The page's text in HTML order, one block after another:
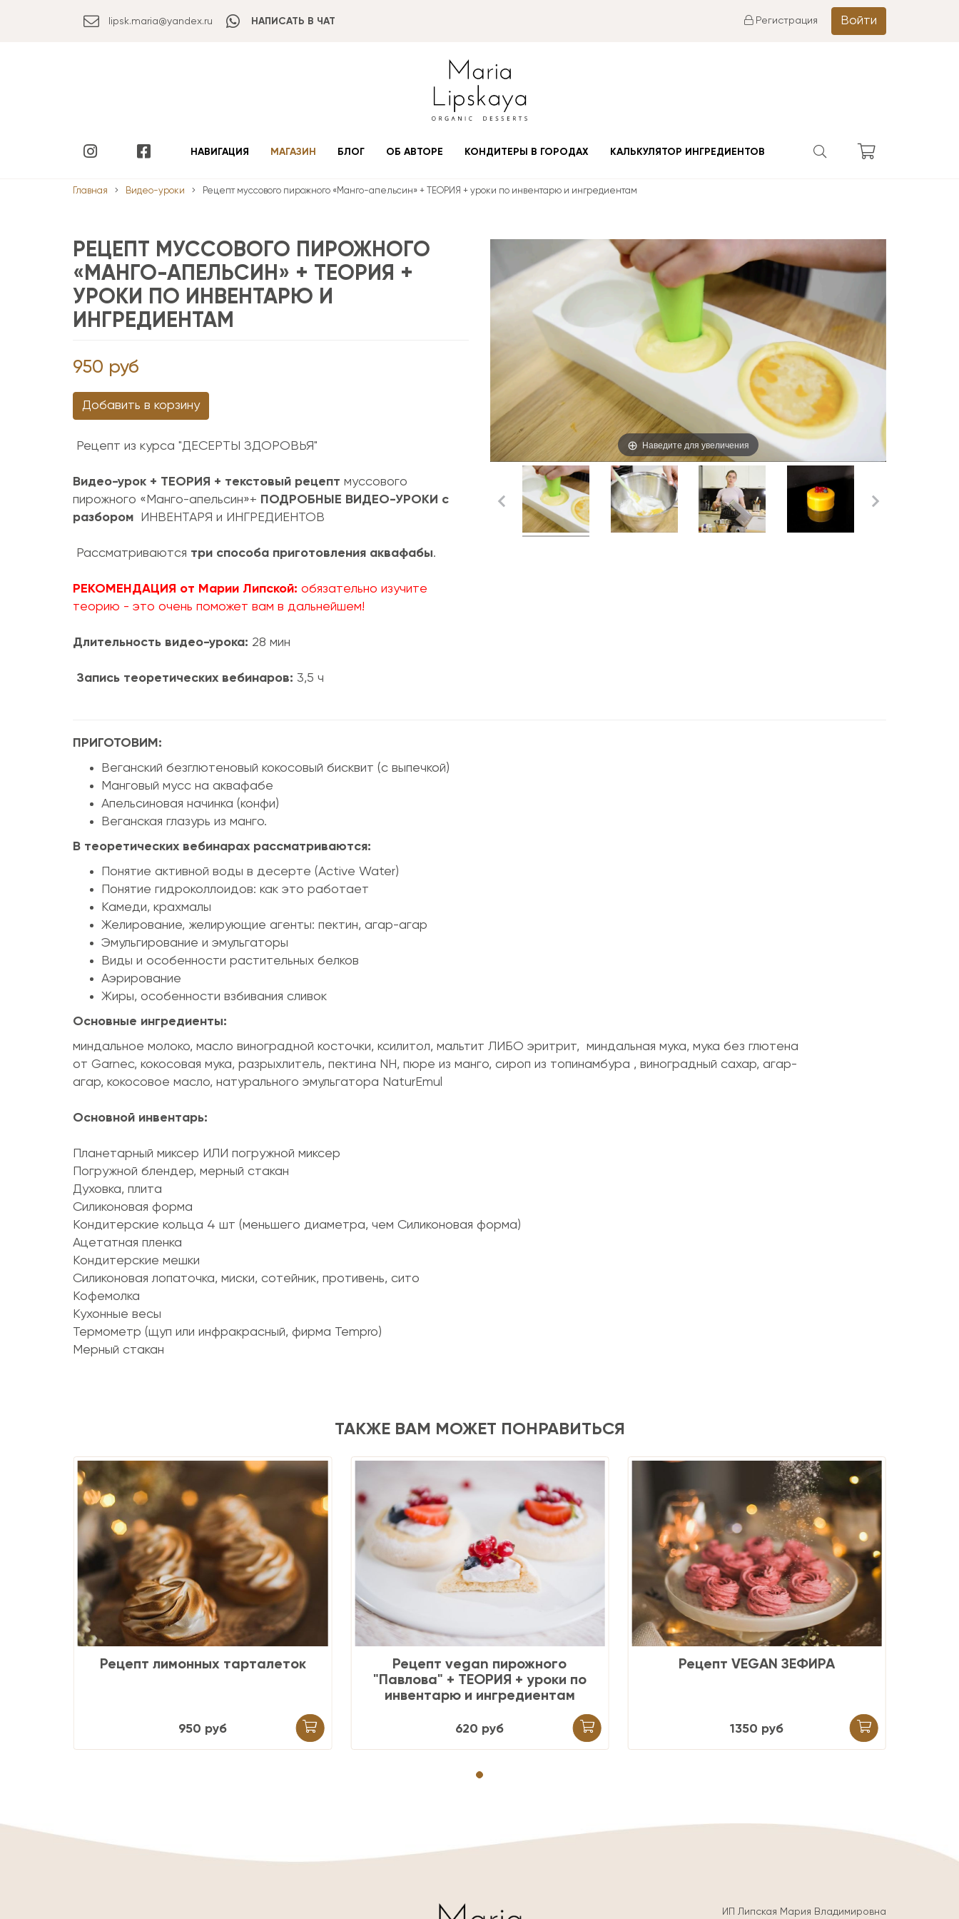
lipsk.maria@yandex.ru НАПИСАТЬ В ЧАТ Регистрация Войти
НАВИГАЦИЯ МАГАЗИН БЛОГ ОБ АВТОРЕ КОНДИТЕРЫ В ГОРОДАХ КАЛЬКУЛЯТОР ИНГРЕДИЕНТОВ
Главная Видео-уроки Рецепт муссового пирожного «Манго-апельсин» + ТЕОРИЯ + уроки по инвентарю и ингредиентам
РЕЦЕПТ МУССОВОГО ПИРОЖНОГО
«МАНГО-АПЕЛЬСИН» + ТЕОРИЯ +
УРОКИ ПО ИНВЕНТАРЮ И
ИНГРЕДИЕНТАМ
950 руб
Добавить в корзину
Рецепт из курса "ДЕСЕРТЫ ЗДОРОВЬЯ"
Видео-урок + ТЕОРИЯ + текстовый рецепт муссового
пирожного «Манго-апельсин»+ ПОДРОБНЫЕ ВИДЕО-УРОКИ с
разбором
ИНВЕНТАРЯ и ИНГРЕДИЕНТОВ
Рассматриваются три способа приготовления аквафабы.
РЕКОМЕНДАЦИЯ от Марии Липской: обязательно изучите
теорию - это очень поможет вам в дальнейшем!
Длительность видео-урока: 28 мин
Запись теоретических вебинаров: 3,5 ч
Наведите для увеличения
ПРИГОТОВИМ:
Веганский безглютеновый кокосовый бисквит (с выпечкой)
Манговый мусс на аквафабе
Апельсиновая начинка (конфи)
Веганская глазурь из манго.
В теоретических вебинарах рассматриваются:
Понятие активной воды в десерте (Active Water)
Понятие гидроколлоидов: как это работает
Камеди, крахмалы
Желирование, желирующие агенты: пектин, агар-агар
Эмульгирование и эмульгаторы
Виды и особенности растительных белков
Аэрирование
Жиры, особенности взбивания сливок
Основные ингредиенты:
миндальное молоко, масло виноградной косточки, ксилитол, мальтит ЛИБО эритрит, миндальная мука, мука без глютена
от Garnec, кокосовая мука, разрыхлитель, пектина NH, пюре из манго, сироп из топинамбура , виноградный сахар, агар-
агар, кокосовое масло, натурального эмульгатора NaturEmul
Основной инвентарь:
Планетарный миксер ИЛИ погружной миксер
Погружной блендер, мерный стакан
Духовка, плита
Силиконовая форма
Кондитерские кольца 4 шт (меньшего диаметра, чем Силиконовая форма)
Ацетатная пленка
Кондитерские мешки
Силиконовая лопаточка, миски, сотейник, противень, сито
Кофемолка
Кухонные весы
Термометр (щуп или инфракрасный, фирма Tempro)
Мерный стакан
ТАКЖЕ ВАМ МОЖЕТ ПОНРАВИТЬСЯ
Рецепт vegan пирожного
620 руб
Рецепт VEGAN ЗЕФИРА
1350 руб
Рецепт лимонных тарталеток
950руб
ИП Липская Мария Владимировна